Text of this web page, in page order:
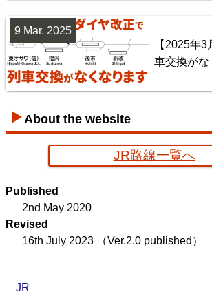
楽天市場
【2025年
車交換がな
9 Mar. 2025
About the website
JR路線一覧へ
Published
2nd May 2020
Revised
16th July 2023 （Ver.2.0 published）
JR